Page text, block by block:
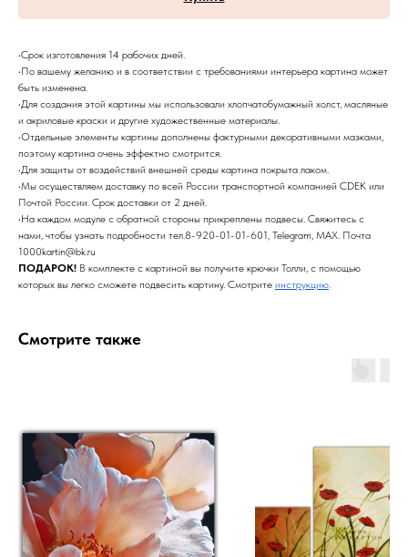
•Срок изготовления 14 рабочих дней.
•По вашему желанию и в соответствии с требованиями интерьера картина может
быть изменена.
•Для создания этой картины мы использовали хлопчатобумажный холст, масляные
и акриловые краски и другие художественные материалы.
•Отдельные элементы картины дополнены фактурными декоративными мазками,
поэтому картина очень эффектно смотрится.
•Для защиты от воздействий внешней среды картина покрыта лаком.
•Мы осуществляем доставку по всей России транспортной компанией CDEK или
Почтой России. Срок доставки от 2 дней.
•На каждом модуле с обратной стороны прикреплены подвесы. Свяжитесь с
нами, чтобы узнать подробности тел.8-920-01-01-601, Telegram, MAX. Почта
1000kartin@bk.ru
ПОДАРОК! В комплекте с картиной вы получите крючки Толли, с помощью
которых вы легко сможете подвесить картину. Смотрите инструкцию.
Смотрите также